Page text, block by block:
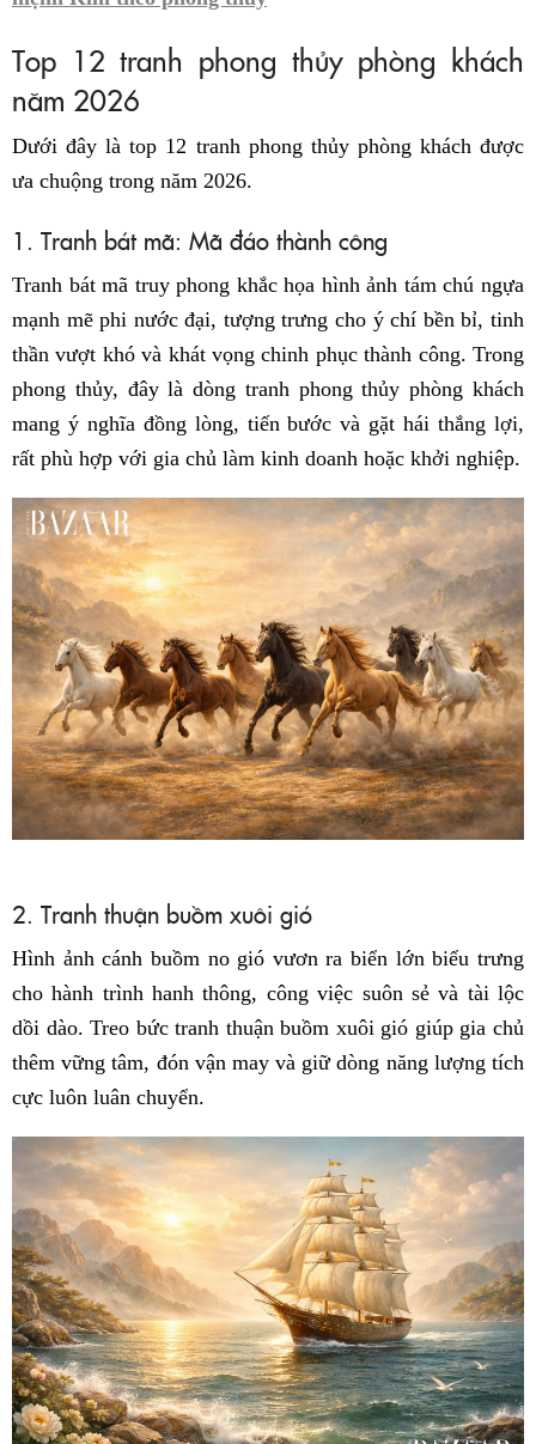
Top 12 tranh phong thủy phòng khách
năm 2026
Dưới đây là top 12 tranh phong thủy phòng khách được
ưa chuộng trong năm 2026.
1. Tranh bát mã: Mã đáo thành công
Tranh bát mã truy phong khắc họa hình ảnh tám chú ngựa
mạnh mẽ phi nước đại, tượng trưng cho ý chí bền bỉ, tinh
thần vượt khó và khát vọng chinh phục thành công. Trong
phong thủy, đây là dòng tranh phong thủy phòng khách
mang ý nghĩa đồng lòng, tiến bước và gặt hái thắng lợi,
rất phù hợp với gia chủ làm kinh doanh hoặc khởi nghiệp.
2. Tranh thuận buồm xuôi gió
Hình ảnh cánh buồm no gió vươn ra biển lớn biểu trưng
cho hành trình hanh thông, công việc suôn sẻ và tài lộc
dồi dào. Treo bức tranh thuận buồm xuôi gió giúp gia chủ
thêm vững tâm, đón vận may và giữ dòng năng lượng tích
cực luôn luân chuyển.